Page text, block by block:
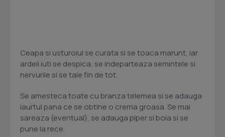
Ceapa si usturoiul se curata si se toaca marunt, iar
ardeii iuti se despica, se indeparteaza semintele si
nervurile si se taie fin de tot.
Se amesteca toate cu branza telemea si se adauga
iaurtul pana ce se obtine o crema groasa. Se mai
sareaza (eventual), se adauga piper si boia si se
pune la rece.